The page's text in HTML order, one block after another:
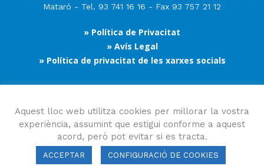
Mataró - Tel. 93 741 16 16 - Fax 93 757 21 12
» Política de Privacitat
» Avís Legal
» Política de privacitat de les xarxes socials
Segueix-nos
Aquest lloc web utilitza cookies per millorar la vostra
experiència, assumint que estigui conforme a aquest
acord, però pot evitar si es tracta.
ACCEPTAR CONFIGURACIÓ DE COOKIES